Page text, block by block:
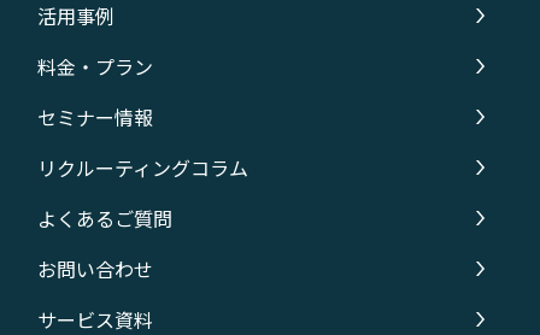
活用事例
料金・プラン
セミナー情報
リクルーティングコラム
よくあるご質問
お問い合わせ
サービス資料